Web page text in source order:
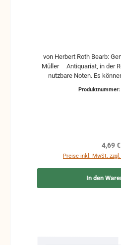
Müller Antiquariat, in der Regel gebrauchte, aber
nutzbare Noten. Es
Produktnummer:
4,69 €
Preise inkl. MwSt.
In den